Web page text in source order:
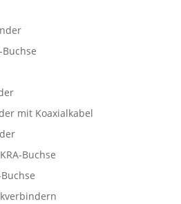
Buchse
mit Koaxialkabel
Buchse